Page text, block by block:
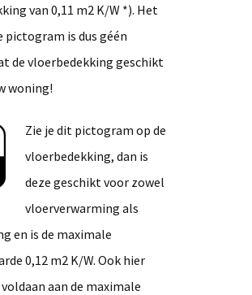
van 0,11 m2 K/W *). Het
pictogram is dus géén
de vloerbedekking geschikt
woning!
Zie je dit pictogram op de
vloerbedekking, dan is
deze geschikt voor zowel
vloerverwarming als
en is de maximale
0,12 m2 K/W. Ook hier
aan de maximale